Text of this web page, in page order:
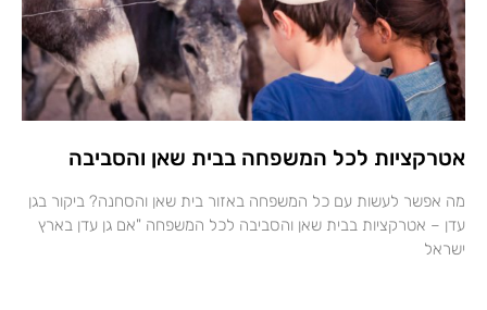
אטרקציות לכל המשפחה בבית שאן והסביבה
מה אפשר לעשות עם כל המשפחה באזור בית שאן והסחנה? ביקור בגן
עדן – אטרקציות בבית שאן והסביבה לכל המשפחה "אם גן עדן בארץ
ישראל